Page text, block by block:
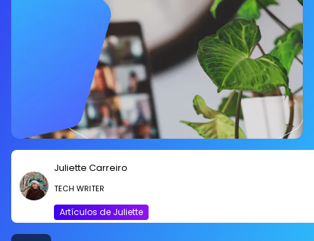
Juliette Carreiro
TECH WRITER
Artículos de Juliette